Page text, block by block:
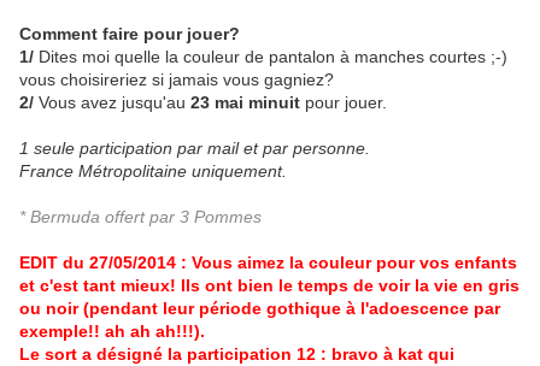
Comment faire pour jouer?
1/ Dites moi quelle la couleur de pantalon à manches courtes ;-)
vous choisireriez si jamais vous gagniez?
2/ Vous avez jusqu'au 23 mai minuit pour jouer.
1 seule participation par mail et par personne.
France Métropolitaine uniquement.
* Bermuda offert par 3 Pommes
EDIT du 27/05/2014 : Vous aimez la couleur pour vos enfants
et c'est tant mieux! Ils ont bien le temps de voir la vie en gris
ou noir (pendant leur période gothique à l'adoescence par
exemple!! ah ah ah!!!).
Le sort a désigné la participation 12 : bravo à kat qui